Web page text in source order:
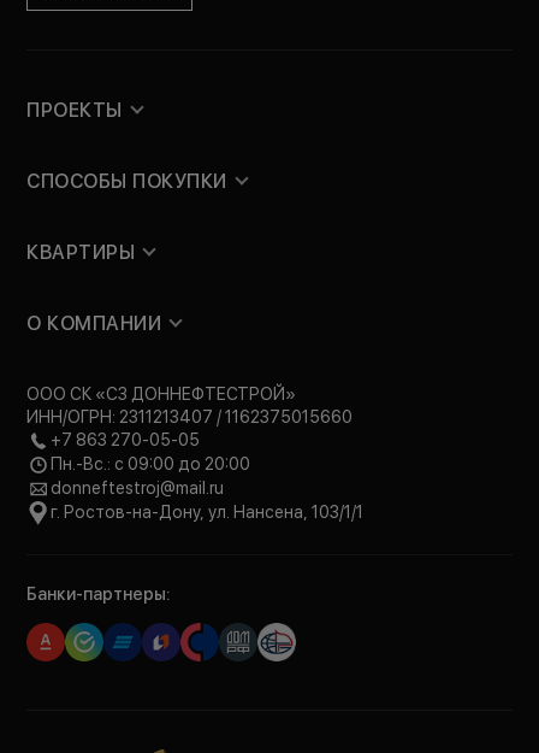
ПРОЕКТЫ
СПОСОБЫ ПОКУПКИ
КВАРТИРЫ
О КОМПАНИИ
ООО СК «СЗ ДОННЕФТЕСТРОЙ»
ИНН/ОГРН: 2311213407 / 1162375015660
+7 863 270-05-05
Пн.-Вс.: с 09:00 до 20:00
donneftestroj@mail.ru
г. Ростов-на-Дону, ул. Нансена, 103/1/1
Банки-партнеры: